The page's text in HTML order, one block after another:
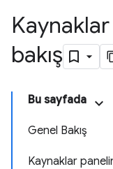
bakış
Bu sayfada
Genel Bakış
Kaynaklar